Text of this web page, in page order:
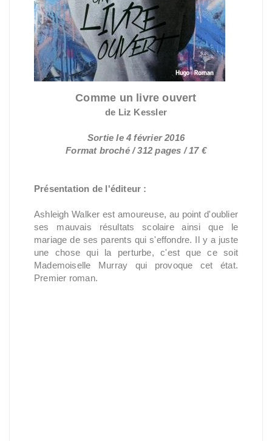
Comme un livre ouvert
de Liz Kessler
Sortie le 4 février 2016
Format broché / 312 pages / 17 €
Présentation de l'éditeur :
Ashleigh Walker est amoureuse, au point d'oublier
ses mauvais résultats scolaire ainsi que le
mariage de ses parents qui s'effondre. Il y a juste
une chose qui la perturbe, c'est que ce soit
Mademoiselle Murray qui provoque cet état.
Premier roman.